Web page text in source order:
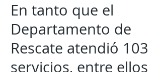
En tanto que el
Departamento de
Rescate atendió 103
servicios, entre ellos